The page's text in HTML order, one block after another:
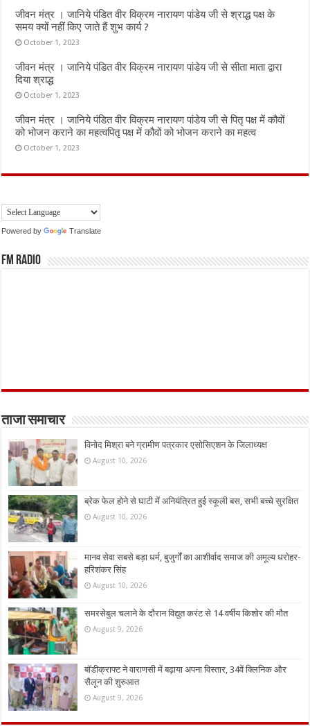
जीवन मंत्र । जानिये पंडित वीर विक्रम नारायण पांडेय जी से श्राद्ध पक्ष के
समय क्यों नहीं किए जाते हैं शुभ कार्य ?
October 1, 2023
जीवन मंत्र । जानिये पंडित वीर विक्रम नारायण पांडेय जी से सीता माता द्वारा
दिया श्राद्ध
October 1, 2023
जीवन मंत्र । जानिये पंडित वीर विक्रम नारायण पांडेय जी से पितृ पक्ष में कौवों
को भोजन कराने का महत्वपितृ पक्ष में कौवों को भोजन कराने का महत्व
October 1, 2023
Powered by Translate
FM Radio
ताजा समाचार
विनोद मिश्रा बने ग्रामीण पत्रकार एसोसिएशन के जिलाध्यक्ष
August 10, 2026
ब्रेक फेल होने से घाटी में अनियंत्रित हुई स्कूली बस, सभी बच्चे सुरक्षित
August 10, 2026
मानव सेवा सबसे बड़ा धर्म, बुजुर्गों का आशीर्वाद समाज की अमूल्य धरोहर-
हरिशंकर सिंह
August 10, 2026
समरसेबुल चलाने के दौरान विद्युत करंट से 14 वर्षीय किशोर की मौत
August 9, 2026
बॉडीक्राफ्ट ने वाराणसी में बढ़ाया अपना विस्तार, 34वें क्लिनिक और
सैलून की शुरुआत
August 9, 2026